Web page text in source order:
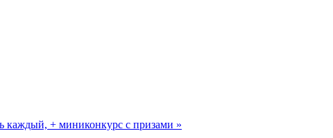
каждый, + миниконкурс с призами »